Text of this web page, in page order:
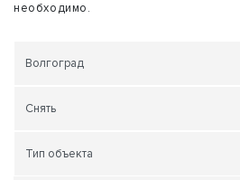
необходимо.
Волгоград
Снять
Тип объекта